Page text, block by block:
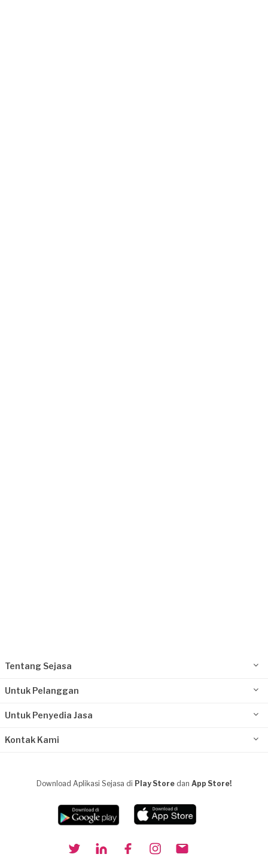
Tentang Sejasa
Untuk Pelanggan
Untuk Penyedia Jasa
Kontak Kami
Download Aplikasi Sejasa di Play Store dan App Store!